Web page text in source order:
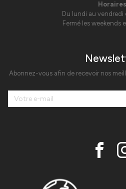
Horaires
Du lundi au vendredi
Fermé les weekends
Abonnez-vous afin de recevoir nos